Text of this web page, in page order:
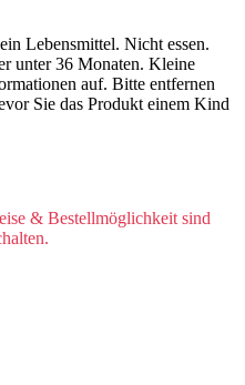
Lebensmittel. Nicht essen.
unter 36 Monaten. Kleine
auf. Bitte entfernen
Sie das Produkt einem Kind
& Bestellmöglichkeit sind